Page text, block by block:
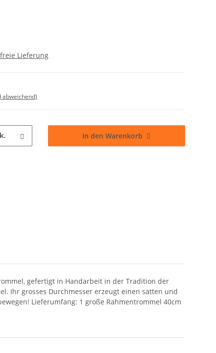
Lieferung
abweichend)
In den Warenkorb
gefertigt in Handarbeit in der Tradition der
Ihr grosses Durchmesser erzeugt einen satten und
Lieferumfang: 1 große Rahmentrommel 40cm